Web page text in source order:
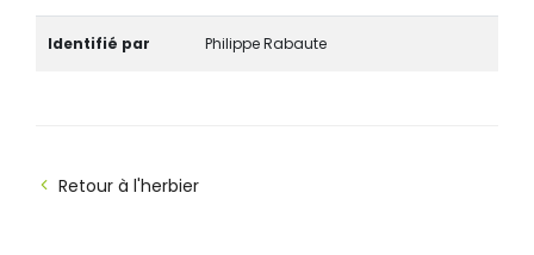
Identifié par Philippe Rabaute
Retour à l'herbier